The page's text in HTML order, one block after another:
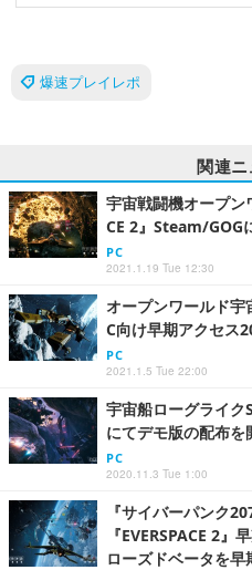
爆速プレイレポ
関連ニ
宇宙戦闘機オープン
CE 2』Steam/GOG
PC
2021.1.19 Tue 12:30
オープンワールド宇
C向け早期アクセス
PC
2021.1.5 Tue 22:00
宇宙船ローグライク
にてデモ版の配布を
PC
2020.11.3 Tue 1:00
『サイバーパンク
『EVERSPACE 2
ローズドベータを早